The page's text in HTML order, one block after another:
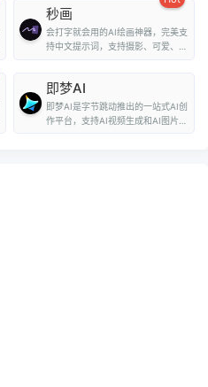
秒画
会打字就会用的AI绘画神器，完美支
持中文提示词，支持摄影、可爱、精
即梦AI
即梦AI是字节跳动推出的一站式AI创
作平台，支持AI视频生成和AI图片生